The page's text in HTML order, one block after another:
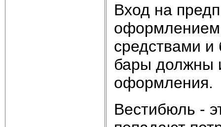
Вход на
оформлением
средствами
бары должны
оформления.
Вестибюль -